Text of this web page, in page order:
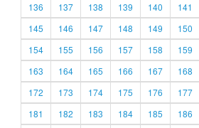
136
137 138 139 140 141
145
146 147 148 149 150
154
155 156 157 158 159
163
164 165 166 167 168
172
173 174 175 176 177
181
182 183 184 185 186